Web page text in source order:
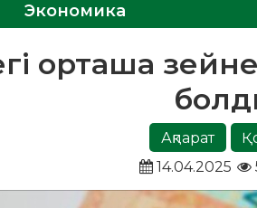
Экономика
орташа
Ақпарат
14.04.2025